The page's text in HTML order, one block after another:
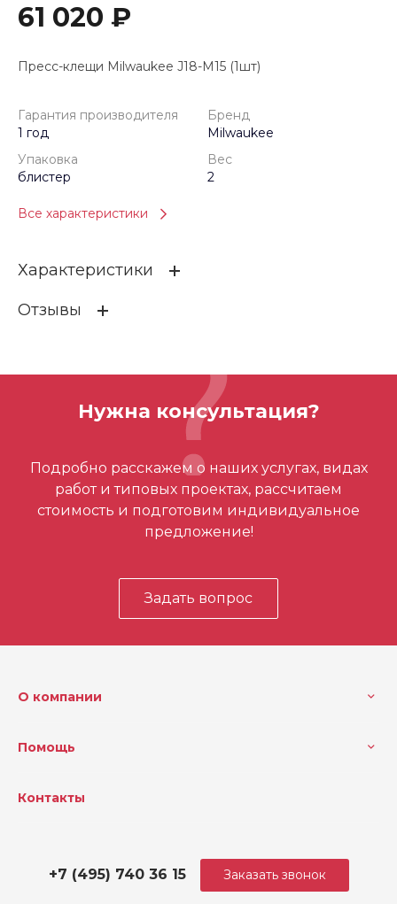
61 020 ₽
Пресс-клещи Milwaukee J18-M15 (1шт)
Гарантия производителя
1 год
Бренд
Milwaukee
Упаковка
блистер
Вес
2
Все характеристики
Характеристики
Гарантия производителя
блистер
2
Форма зажима M
Отзывы
Отзывов ещё нет – ваш может стать
первым
Нужна консультация?
Подробно расскажем о наших услугах, видах
работ и типовых проектах, рассчитаем
стоимость и подготовим индивидуальное
предложение!
Задать вопрос
О компании
Помощь
Контакты
+7 (495) 740 36 15 Заказать звонок